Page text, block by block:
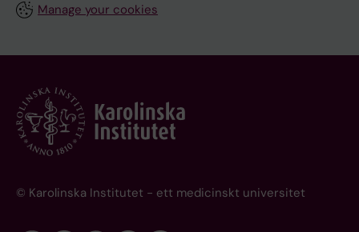
Manage your cookies
© Karolinska Institutet - ett medicinskt universitet